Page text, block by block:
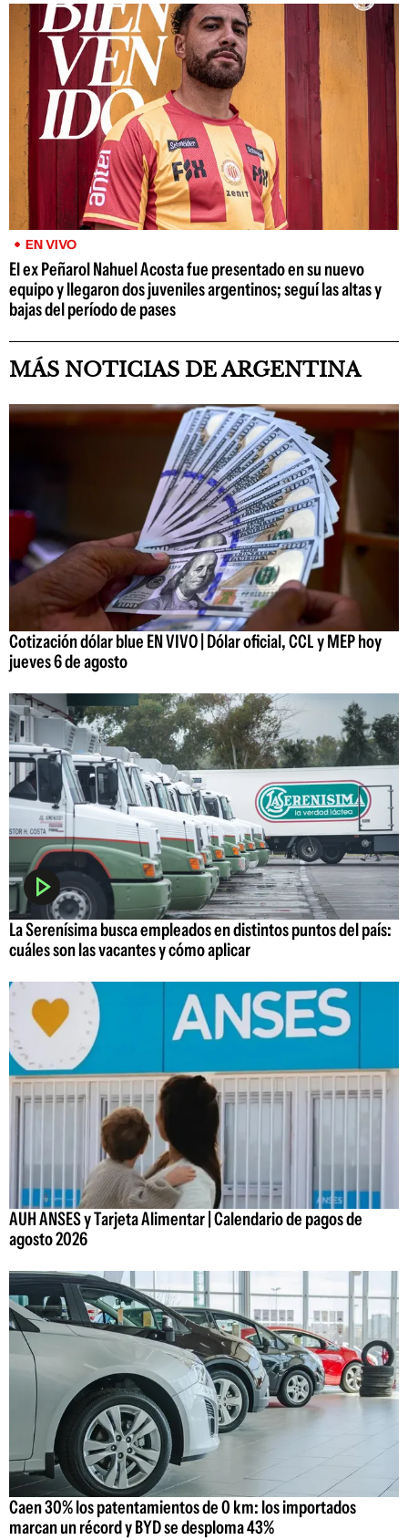
EN VIVO
El ex Peñarol Nahuel Acosta fue presentado en su nuevo
equipo y llegaron dos juveniles argentinos; seguí las altas y
bajas del período de pases
MÁS NOTICIAS DE ARGENTINA
Cotización dólar blue EN VIVO | Dólar oficial, CCL y MEP hoy
jueves 6 de agosto
La Serenísima busca empleados en distintos puntos del país:
cuáles son las vacantes y cómo aplicar
AUH ANSES y Tarjeta Alimentar | Calendario de pagos de
agosto 2026
Caen 30% los patentamientos de 0 km: los importados
marcan un récord y BYD se desploma 43%